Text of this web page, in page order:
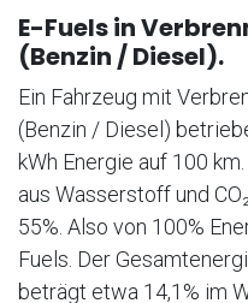
E-Fuels in
(Benzin / Diesel).
Ein Fahrzeug mit
(Benzin / Diesel)
kWh Energie auf 100
aus Wasserstoff und
55%. Also von 100%
Fuels. Der
beträgt etwa 14,1% im